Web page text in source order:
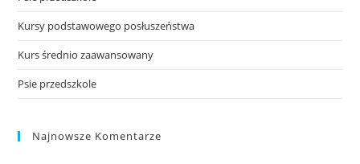
Kursy podstawowego posłuszeństwa
Kurs średnio zaawansowany
Psie przedszkole
Najnowsze Komentarze